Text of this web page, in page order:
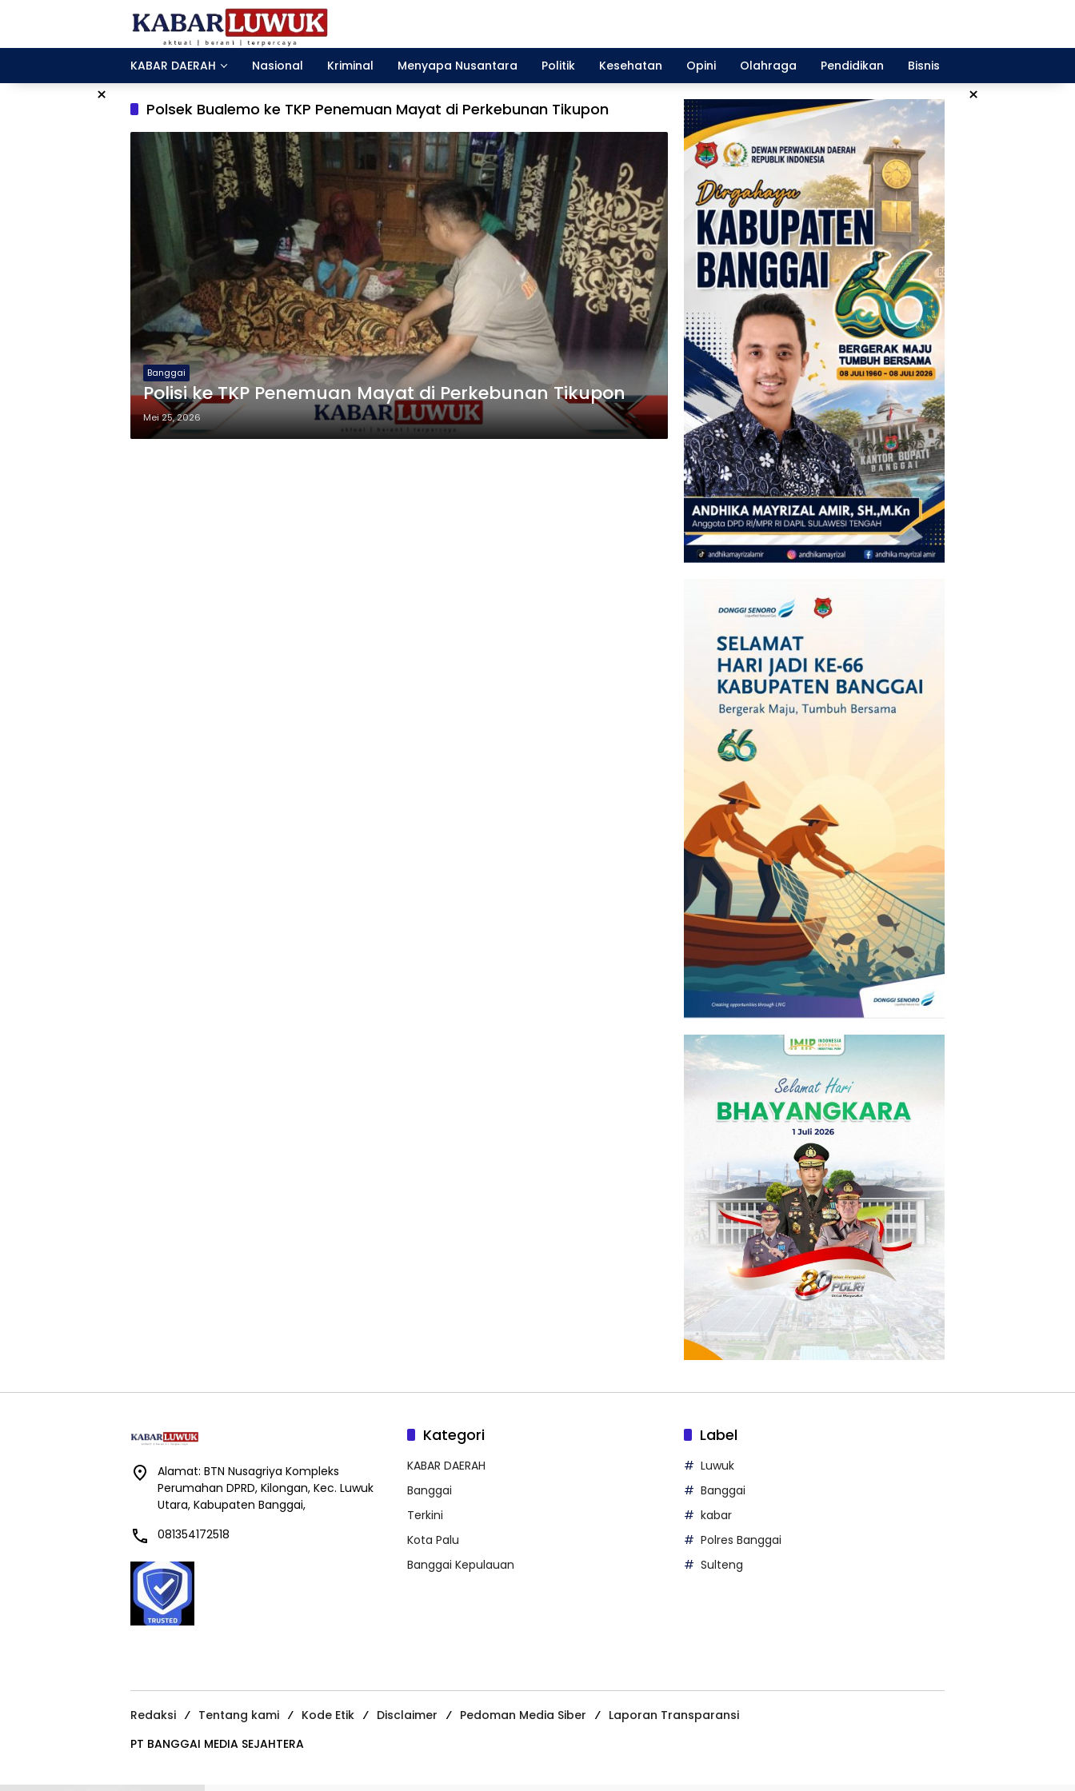
KABAR DAERAH
Nasional Kriminal Menyapa Nusantara Politik Kesehatan Opini Olahraga Pendidikan Bisnis
× ×
Polsek Bualemo ke TKP Penemuan Mayat di Perkebunan Tikupon
Banggai
Polisi ke TKP Penemuan Mayat di Perkebunan Tikupon
Mei 25, 2026
Alamat: BTN Nusagriya Kompleks
Perumahan DPRD, Kilongan, Kec. Luwuk
Utara, Kabupaten Banggai,
081354172518
Kategori
KABAR DAERAH
Banggai
Terkini
Kota Palu
Banggai Kepulauan
Label
Luwuk
Banggai
kabar
Polres Banggai
Sulteng
Redaksi Tentang kami Kode Etik Disclaimer Pedoman Media Siber
Laporan Transparansi
PT BANGGAI MEDIA SEJAHTERA